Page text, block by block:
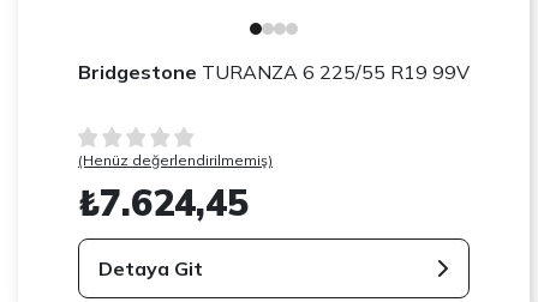
Bridgestone TURANZA 6 225/55 R19 99V
(Henüz değerlendirilmemiş)
₺7.624,45
Detaya Git